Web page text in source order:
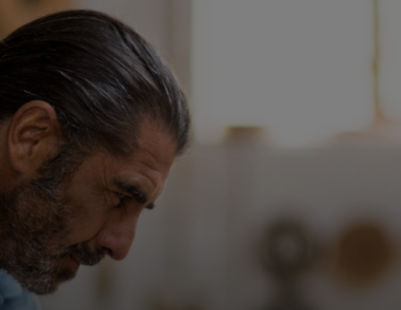
შენთვის
ბიზნესისთვის
მსოფლიოსთვის
ინოვატორებისთვის
სიახლეები და ტენდენციები